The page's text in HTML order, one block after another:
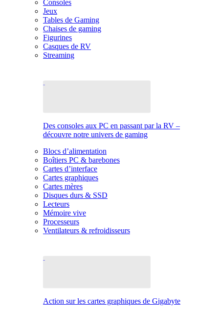
Consoles
Jeux
Tables de Gaming
Chaises de gaming
Figurines
Casques de RV
Streaming
Des consoles aux PC en passant par la RV –
découvre notre univers de gaming
Blocs d’alimentation
Boîtiers PC & barebones
Cartes d’interface
Cartes graphiques
Cartes mères
Disques durs & SSD
Lecteurs
Mémoire vive
Processeurs
Ventilateurs & refroidisseurs
Action sur les cartes graphiques de Gigabyte